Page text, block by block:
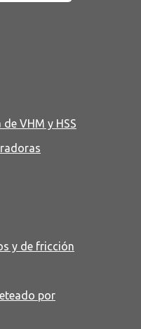
VHM y HSS
y de fricción
por